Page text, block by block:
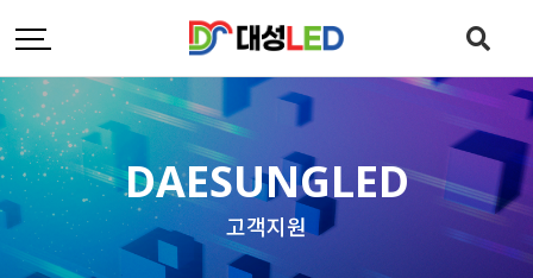
DAESUNGLED
고객지원